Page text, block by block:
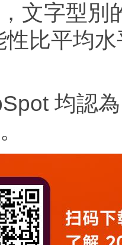
文字型別
比平均
均認